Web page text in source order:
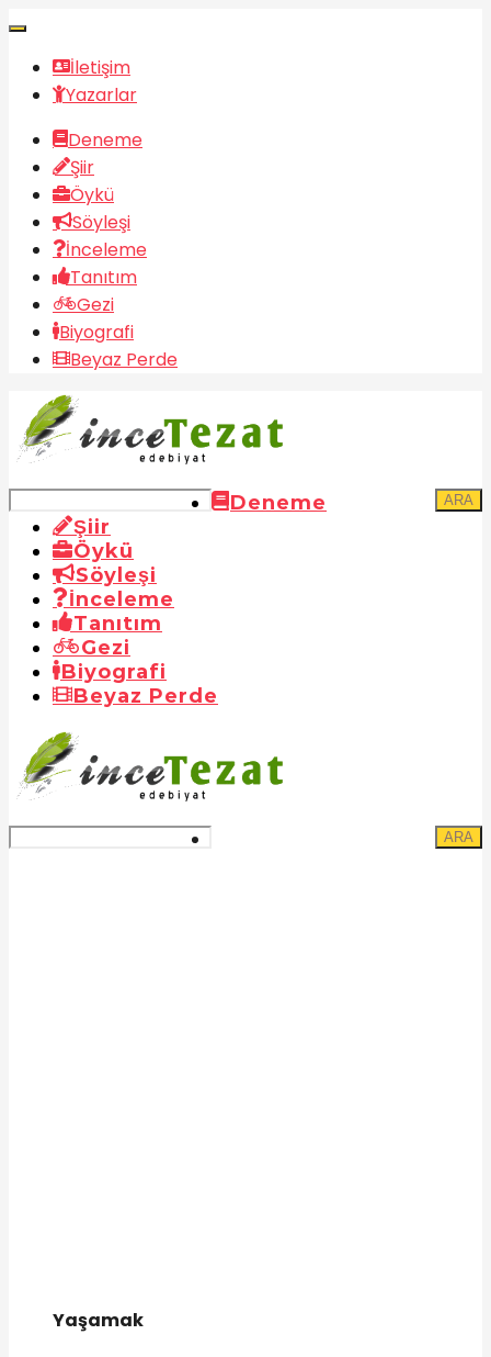
İletişim
Yazarlar
Deneme
Şiir
Öykü
Söyleşi
İnceleme
Tanıtım
Gezi
Biyografi
Beyaz Perde
ARA
Deneme
Şiir
Öykü
Söyleşi
İnceleme
Tanıtım
Gezi
Biyografi
Beyaz Perde
ARA
Yaşamak